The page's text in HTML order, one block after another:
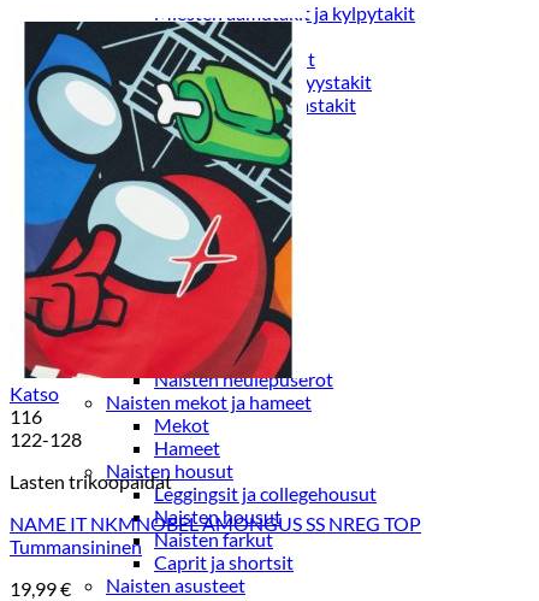
Miesten aamutakit ja kylpytakit
Miesten takit
Miesten nahkatakit
Miesten kevät-ja syystakit
Miesten villakangastakit
Miesten talvitakit
NAISET
Naisten paidat
Naisten colleget
Paidat, tunikat ja jakut
Trikoopaidat
Naisten puserot
Tunikat
Jakut ja liivit
Naisten neuleet
Naisten neuletakit
Naisten neulepuserot
Naisten mekot ja hameet
Mekot
Hameet
Naisten housut
Leggingsit ja collegehousut
Naisten housut
Naisten farkut
Caprit ja shortsit
Naisten asusteet
Katso
116
122-128
Lasten trikoopaidat
NAME IT NKMNOBEL AMONGUS SS NREG TOP
Tummansininen
19,99€